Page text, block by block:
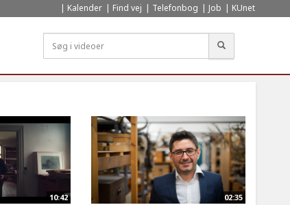
Kalender Find vej Telefonbog Job KUnet
10:42 02:35